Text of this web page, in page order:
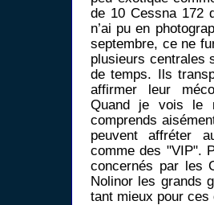
de 10 Cessna 172
n’ai pu en
septembre, ce ne
plusieurs centrales
de temps. Ils
affirmer leur
Quand je vois le
comprends
peuvent affréter
comme des "VIP".
concernés par les
Nolinor les grands
tant mieux pour ces